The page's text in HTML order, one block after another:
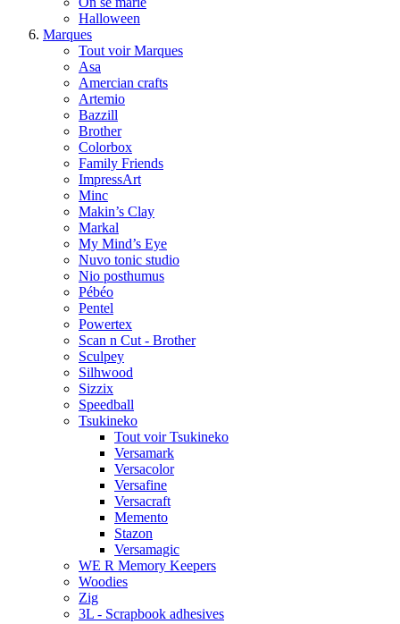
Halloween
Marques
Tout voir Marques
Asa
Amercian crafts
Artemio
Bazzill
Brother
Colorbox
Family Friends
ImpressArt
Minc
Makin’s Clay
Markal
My Mind’s Eye
Nuvo tonic studio
Nio posthumus
Pébéo
Pentel
Powertex
Scan n Cut - Brother
Sculpey
Silhwood
Sizzix
Speedball
Tsukineko
Tout voir Tsukineko
Versamark
Versacolor
Versafine
Versacraft
Memento
Stazon
Versamagic
WE R Memory Keepers
Woodies
Zig
3L - Scrapbook adhesives